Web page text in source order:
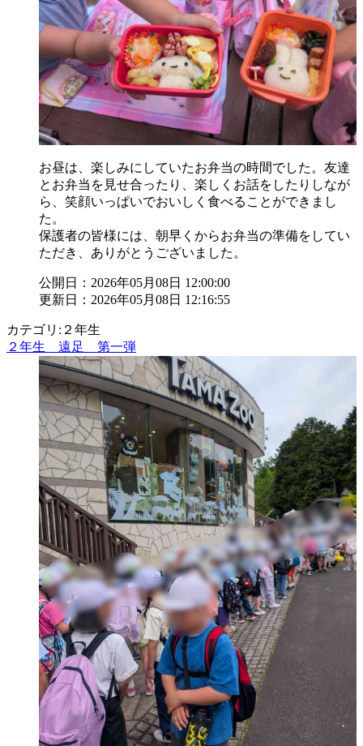
お昼は、楽しみにしていたお弁当の時間でした。友達
とお弁当を見せ合ったり、楽しくお話をしたりしなが
ら、笑顔いっぱいでおいしく食べることができまし
た。
保護者の皆様には、朝早くからお弁当の準備をしてい
ただき、ありがとうございました。
公開日：2026年05月08日 12:00:00
更新日：2026年05月08日 12:16:55
カテゴリ:２年生
２年生 遠足 第一弾